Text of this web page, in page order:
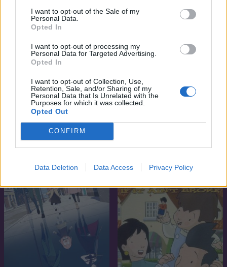
I want to opt-out of the Sale of my
Personal Data.
Opted In
I want to opt-out of processing my
Personal Data for Targeted Advertising.
Opted In
I want to opt-out of Collection, Use,
Retention, Sale, and/or Sharing of my
Personal Data that Is Unrelated with the
Purposes for which it was collected.
Opted Out
CONFIRM
Data Deletion Data Access Privacy Policy
2009 5.9
Hot Wheels  Az 5-ös osztag
2014